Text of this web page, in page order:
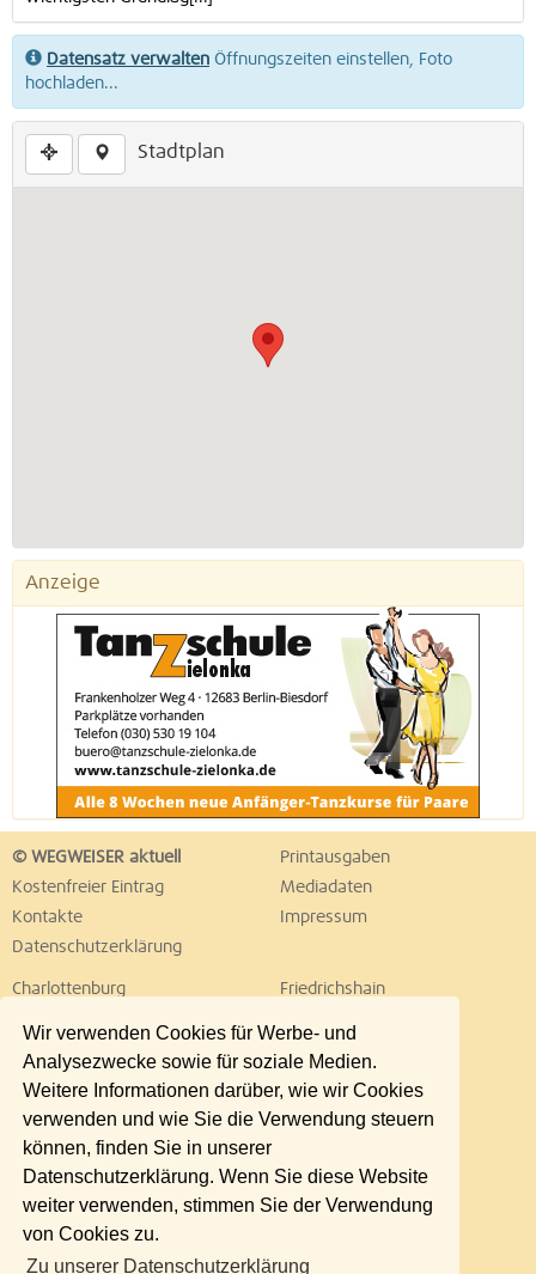
Wir verwenden Cookies für Werbe- und
Analysezwecke sowie für soziale Medien.
Weitere Informationen darüber, wie wir Cookies
verwenden und wie Sie die Verwendung steuern
können, finden Sie in unserer
Datenschutzerklärung. Wenn Sie diese Website
weiter verwenden, stimmen Sie der Verwendung
von Cookies zu.
Zu unserer Datenschutzerklärung
Datensatz verwalten Öffnungszeiten einstellen, Foto
hochladen...
Stadtplan
Anzeige
© WEGWEISER aktuell
Printausgaben
Kostenfreier Eintrag
Mediadaten
Kontakte
Impressum
Datenschutzerklärung
Charlottenburg
Friedrichshain
Lichtenberg
Marzahn
Neukölln
Pankow
Reinickendorf
Schöneberg
Spandau
Steglitz
Tempelhof
Treptow
Umland Ost